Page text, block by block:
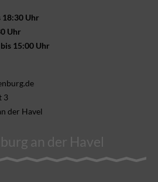
18:30 Uhr
Uhr
15:00 Uhr
3
der Havel
an der Havel